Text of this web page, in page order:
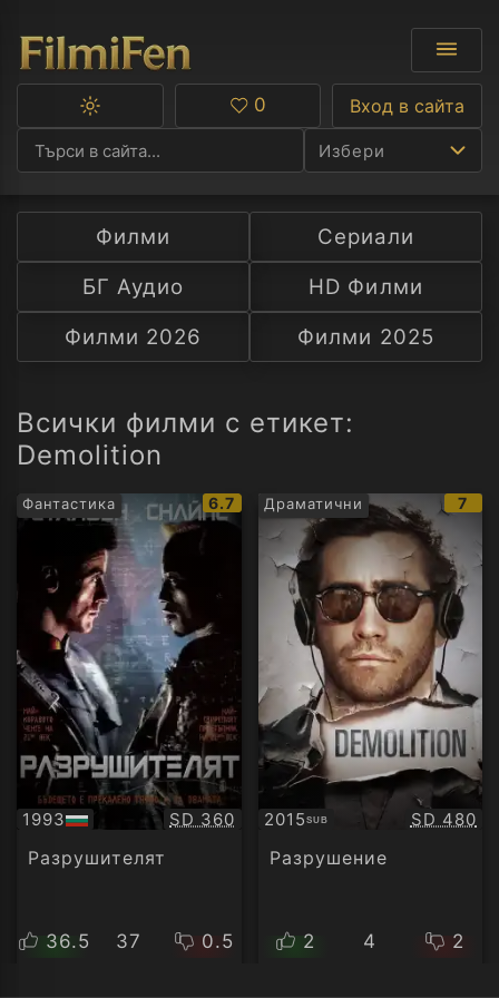
Избери
Ф
С
А
Превключване
тъмна
тема
Любими
0 Вход в сайта
Филми
Сериали
БГ Аудио
HD Филми
Филми 2026
Филми 2025
Всички филми с етикет:
Demolition
Фантастика
IMDb
рейтинг:
6.7
1993
БГ
аудио
Качество:
SD 360
Разрушителят
36.5 37 0.5
Драматични 7
2015SUB
Субтитри SD 480
Разрушение
2 4 2